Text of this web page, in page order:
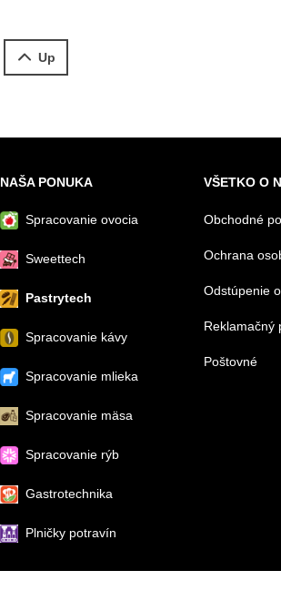
Up
NAŠA PONUKA
Spracovanie ovocia
Sweettech
Pastrytech
Spracovanie kávy
Spracovanie mlieka
Spracovanie mäsa
Spracovanie rýb
Gastrotechnika
Plničky potravín
VŠETKO O
Obchodné
Ochrana
Odstúpenie
Reklamačný
Poštovné